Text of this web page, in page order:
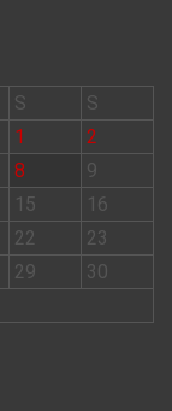
S
S
1
2
8
9
15
16
22
23
29
30